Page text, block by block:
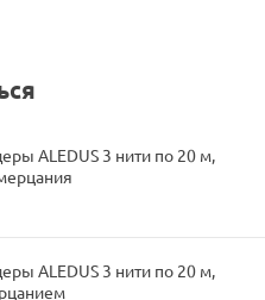
ALEDUS 3 нити по 20 м,
ALEDUS 3 нити по 20 м,